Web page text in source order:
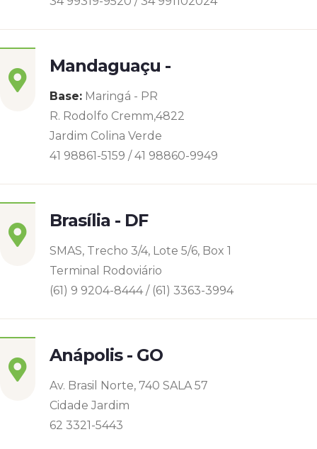
Mandaguaçu -
Base: Maringá - PR
R. Rodolfo Cremm,4822
Jardim Colina Verde
41 98861-5159 / 41 98860-9949
Brasília - DF
SMAS, Trecho 3/4, Lote 5/6, Box 1
Terminal Rodoviário
(61) 9 9204-8444 / (61) 3363-3994
Anápolis - GO
Av. Brasil Norte, 740 SALA 57
Cidade Jardim
62 3321-5443